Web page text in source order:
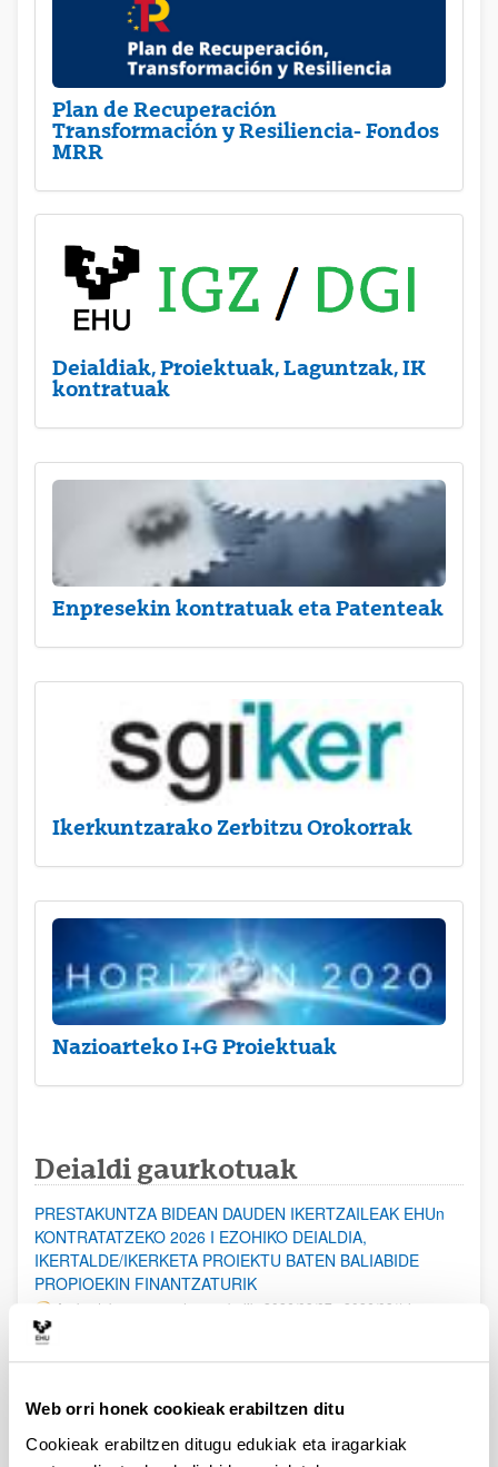
Web orri honek cookieak erabiltzen ditu
Cookieak erabiltzen ditugu edukiak eta iragarkiak
Plan de Recuperación
Transformación y Resiliencia- Fondos
MRR
Deialdiak, Proiektuak, Laguntzak, IK
kontratuak
Enpresekin kontratuak eta Patenteak
Ikerkuntzarako Zerbitzu Orokorrak
Nazioarteko I+G Proiektuak
Deialdi gaurkotuak
PRESTAKUNTZA BIDEAN DAUDEN IKERTZAILEAK EHUn
KONTRATATZEKO 2026 I EZOHIKO DEIALDIA,
IKERTALDE/IKERKETA PROIEKTU BATEN BALIABIDE
PROPIOEKIN FINANTZATURIK
Aurkezteko epea ez dago zabalik: 2026/08/07 - 2026/08/14
erosi eta berritzeko laguntzak 2026
Izapide irekia